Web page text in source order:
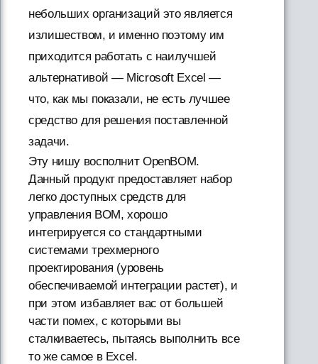
небольших организаций это является
излишеством, и именно поэтому им
приходится работать с наилучшей
альтернативой — Microsoft Excel —
что, как мы показали, не есть лучшее
средство для решения поставленной
задачи.
Эту нишу восполнит OpenBOM.
Данный продукт предоставляет набор
легко доступных средств для
управления BOM, хорошо
интегрируется со стандартными
системами трехмерного
проектирования (уровень
обеспечиваемой интеграции растет), и
при этом избавляет вас от большей
части помех, с которыми вы
сталкиваетесь, пытаясь выполнить все
то же самое в Excel.